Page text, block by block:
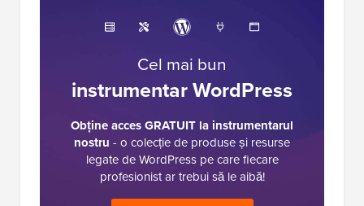
Cel mai bun
instrumentar WordPress
Obține acces GRATUIT la instrumentarul
nostru - o colecție de produse și resurse
legate de WordPress pe care fiecare
profesionist ar trebui să le aibă!